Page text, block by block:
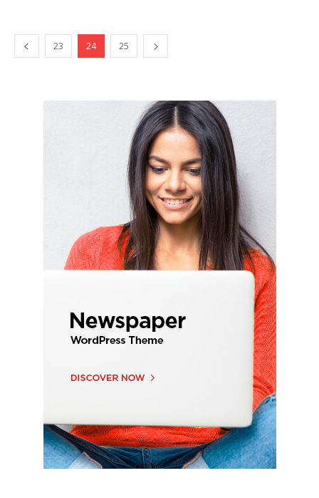
23 24 25